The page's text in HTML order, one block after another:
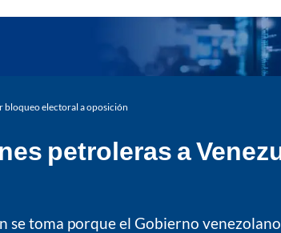
bloqueo electoral a oposición
petroleras a
se toma porque el Gobierno